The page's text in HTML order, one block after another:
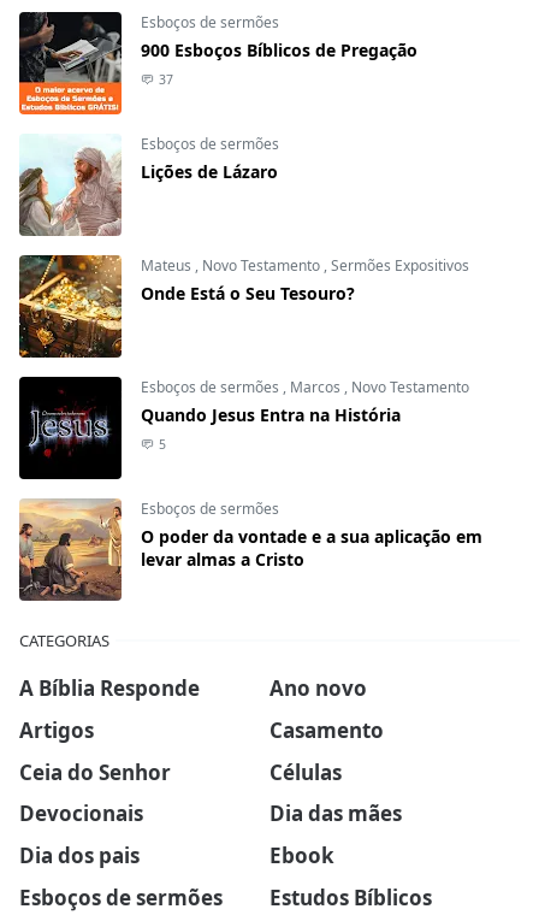
Esboços de sermões
900 Esboços Bíblicos de Pregação
37
Esboços de sermões
Lições de Lázaro
Mateus , Novo Testamento ,Sermões Expositivos
Onde Está o Seu Tesouro?
Esboços de sermões , Marcos , Novo Testamento
Quando Jesus Entra na História
5
Esboços de sermões
O poder da vontade e a sua aplicação em
levar almas a Cristo
CATEGORIAS
A Bíblia Responde
Ano novo
Artigos
Casamento
Ceia do Senhor
Células
Devocionais
Dia das mães
Dia dos pais
Ebook
Esboços de sermões
Estudos Bíblicos